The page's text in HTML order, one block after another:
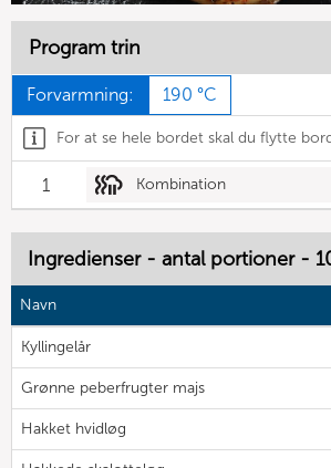
Program trin
Forvarmning: 190 °C
For at se hele bordet skal du flytte
1 Kombination
Ingredienser - antal portioner -
Navn
Kyllingelår
Grønne peberfrugter majs
Hakket hvidløg